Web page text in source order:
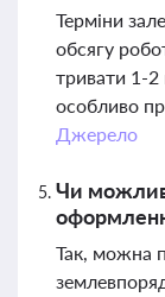
Терміни
обсягу
тривати 1-2
особливо
Джерело
Чи
Так, можна